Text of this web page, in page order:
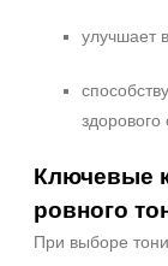
Массаж
Пилинг
Уровень SPF
улучшает
здорового
Ключевые
ровного
При выборе